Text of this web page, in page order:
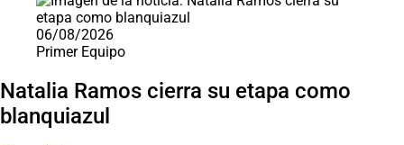
06/08/2026
Primer Equipo
Natalia Ramos cierra su etapa como
blanquiazul